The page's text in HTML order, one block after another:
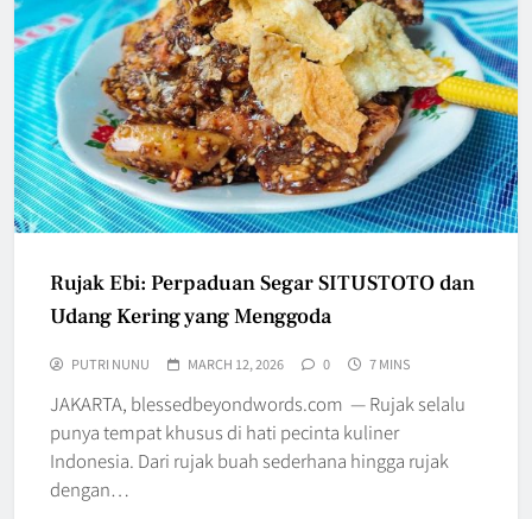
Rujak Ebi: Perpaduan Segar SITUSTOTO dan
Udang Kering yang Menggoda
PUTRI NUNU MARCH 12, 2026 0 7 MINS
JAKARTA, blessedbeyondwords.com — Rujak selalu
punya tempat khusus di hati pecinta kuliner
Indonesia. Dari rujak buah sederhana hingga rujak
dengan…